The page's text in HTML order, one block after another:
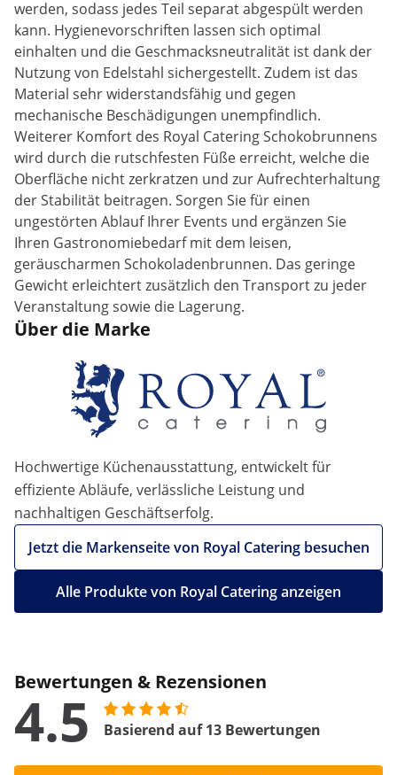
werden, sodass jedes Teil separat abgespült werden
kann. Hygienevorschriften lassen sich optimal
einhalten und die Geschmacksneutralität ist dank der
Nutzung von Edelstahl sichergestellt. Zudem ist das
Material sehr widerstandsfähig und gegen
mechanische Beschädigungen unempfindlich.
Weiterer Komfort des Royal Catering Schokobrunnens
wird durch die rutschfesten Füße erreicht, welche die
Oberfläche nicht zerkratzen und zur Aufrechterhaltung
der Stabilität beitragen. Sorgen Sie für einen
ungestörten Ablauf Ihrer Events und ergänzen Sie
Ihren Gastronomiebedarf mit dem leisen,
geräuscharmen Schokoladenbrunnen. Das geringe
Gewicht erleichtert zusätzlich den Transport zu jeder
Veranstaltung sowie die Lagerung.
Über die Marke
Hochwertige Küchenausstattung, entwickelt für
effiziente Abläufe, verlässliche Leistung und
nachhaltigen Geschäftserfolg.
Jetzt die Markenseite von Royal Catering besuchen
Alle Produkte von Royal Catering anzeigen
Bewertungen & Rezensionen
4.5 Basierend auf 13 Bewertungen